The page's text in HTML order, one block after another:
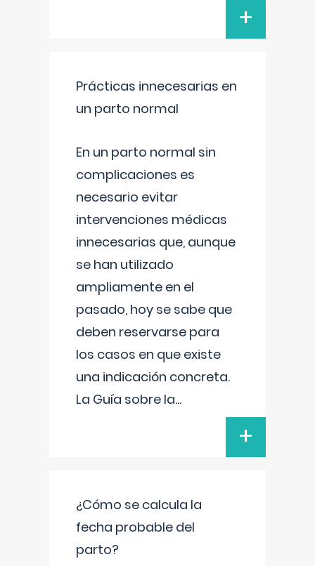
+
Prácticas innecesarias en
un parto normal
En un parto normal sin
complicaciones es
necesario evitar
intervenciones médicas
innecesarias que, aunque
se han utilizado
ampliamente en el
pasado, hoy se sabe que
deben reservarse para
los casos en que existe
una indicación concreta.
La Guía sobre la...
+
¿Cómo se calcula la
fecha probable del
parto?